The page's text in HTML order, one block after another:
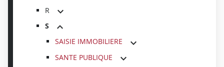
R
S
SAISIE IMMOBILIERE
SANTE PUBLIQUE